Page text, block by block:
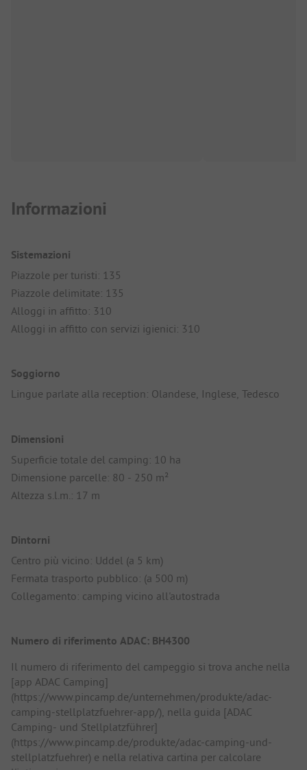
Informazioni
Sistemazioni
Piazzole per turisti: 135
Piazzole delimitate: 135
Alloggi in affitto: 310
Alloggi in affitto con servizi igienici: 310
Soggiorno
Lingue parlate alla reception: Olandese, Inglese, Tedesco
Dimensioni
Superficie totale del camping: 10 ha
Dimensione parcelle: 80 - 250 m²
Altezza s.l.m.: 17 m
Dintorni
Centro più vicino: Uddel (a 5 km)
Fermata trasporto pubblico: (a 500 m)
Collegamento: camping vicino all'autostrada
Numero di riferimento ADAC: BH4300
Il numero di riferimento del campeggio si trova anche nella
[app ADAC Camping]
(https://www.pincamp.de/unternehmen/produkte/adac-
camping-stellplatzfuehrer-app/), nella guida [ADAC
Camping- und Stellplatzführer]
(https://www.pincamp.de/produkte/adac-camping-und-
stellplatzfuehrer) e nella relativa cartina per calcolare